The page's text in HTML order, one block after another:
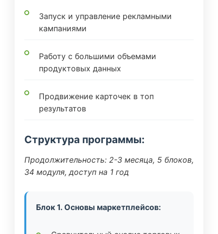
Запуск и управление рекламными
кампаниями
Работу с большими объемами
продуктовых данных
Продвижение карточек в топ
результатов
Структура программы:
Продолжительность: 2-3 месяца, 5 блоков,
34 модуля, доступ на 1 год
Блок 1. Основы маркетплейсов: